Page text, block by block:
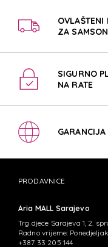
OVLAŠTENI
ZA
SIGURNO
NA RATE
PRODAVNICE
Aria MALL Sarajevo
Trg djece Sarajeva 1, 2.
Radno vrijeme:
+387 33 205 144